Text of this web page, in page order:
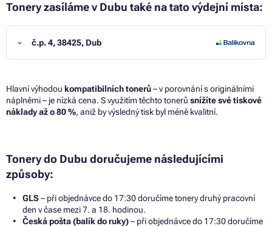
Tonery zasíláme v Dubu také na tato výdejní místa:
č.p. 4, 38425, Dub
Hlavní výhodou kompatibilních tonerů– v porovnání s originálními
náplněmi – je nízká cena. S využitím těchto tonerů snížíte své tiskové
náklady až o 80 %, aniž by výsledný tisk byl méně kvalitní.
Tonery do Dubu doručujeme následujícími
způsoby:
GLS– při objednávce do 17:30 doručíme tonery druhý pracovní
den v čase mezi 7. a 18. hodinou.
Česká pošta (balík do ruky)– při objednávce do 17:30 doručíme